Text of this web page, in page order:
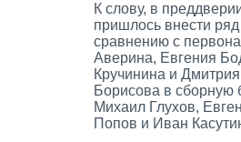
К слову, в
пришлось внести
сравнению с
Аверина, Евгения
Кручинина и
Борисοва в сборную
Михаил Глухов,
Попов и Иван